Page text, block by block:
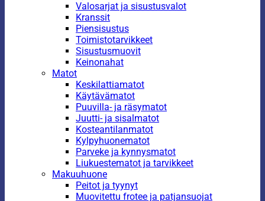
Valosarjat ja sisustusvalot
Kranssit
Piensisustus
Toimistotarvikkeet
Sisustusmuovit
Keinonahat
Matot
Keskilattiamatot
Käytävämatot
Puuvilla- ja räsymatot
Juutti- ja sisalmatot
Kosteantilanmatot
Kylpyhuonematot
Parveke ja kynnysmatot
Liukuestematot ja tarvikkeet
Makuuhuone
Peitot ja tyynyt
Muovitettu frotee ja patjansuojat